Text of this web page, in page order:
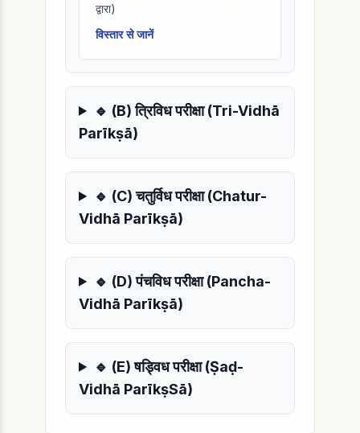
द्वारा)
विस्तार से जानें
🔹 (B) त्रिविध परीक्षा (Tri-Vidhā
Parīkṣā)
🔹 (C) चतुर्विध परीक्षा (Chatur-
Vidhā Parīkṣā)
🔹 (D) पंचविध परीक्षा (Pancha-
Vidhā Parīkṣā)
🔹 (E) षड्विध परीक्षा (Ṣaḍ-
Vidhā ParīkṣSā)